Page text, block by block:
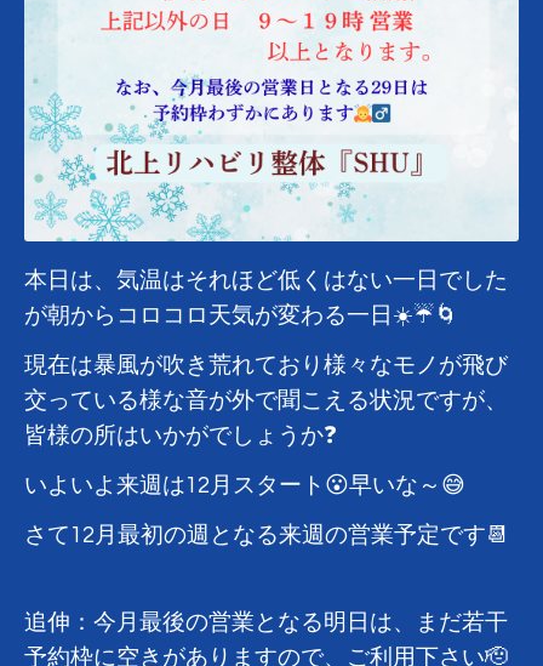
本日は、気温はそれほど低くはない一日でした
が朝からコロコロ天気が変わる一日☀️☔🌀
現在は暴風が吹き荒れており様々なモノが飛び
交っている様な音が外で聞こえる状況ですが、
皆様の所はいかがでしょうか❓
いよいよ来週は12月スタート😮早いな～😅
さて12月最初の週となる来週の営業予定です📆
追伸：今月最後の営業となる明日は、まだ若干
予約枠に空きがありますので、ご利用下さい🫡